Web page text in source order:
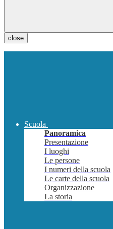
close
Scuola
Panoramica
Presentazione
I luoghi
Le persone
I numeri della scuola
Le carte della scuola
Organizzazione
La storia